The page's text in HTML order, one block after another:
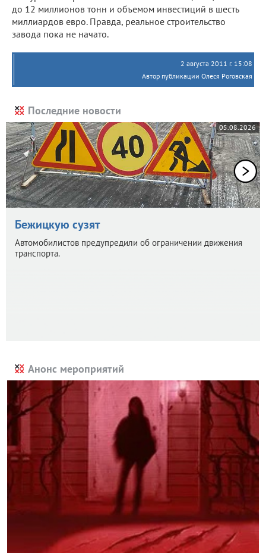
до 12 миллионов тонн и объемом инвестиций в шесть
миллиардов евро. Правда, реальное строительство
завода пока не начато.
2 августа 2011 г. 15:08
Автор публикации Олеся Роговская
Последние новости
05.08.2026
Бежицкую сузят
Автомобилистов предупредили об ограничении движения
транспорта.
Анонс мероприятий